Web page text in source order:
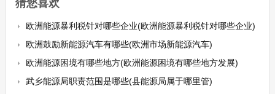
猜您喜欢
欧洲能源暴利税针对哪些企业(欧洲能源暴利税针对哪些企业)
欧洲鼓励新能源汽车有哪些(欧洲市场新能源汽车)
欧洲能源困境有哪些地方(欧洲能源困境有哪些地方发展)
武乡能源局职责范围是哪些(县能源局属于哪里管)